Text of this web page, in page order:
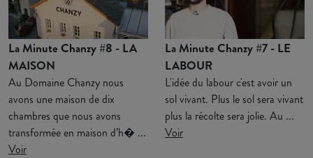
La Minute Chanzy #8 - LA
MAISON
Au Domaine Chanzy nous
avons une maison de dix
chambres que nous avons
transformée en maison d’h� ...
Voir
La Minute Chanzy #7 - LE
LABOUR
L'idée du labour c'est avoir un
sol vivant. Plus le sol sera vivant
plus la récolte sera jolie. Au ...
Voir